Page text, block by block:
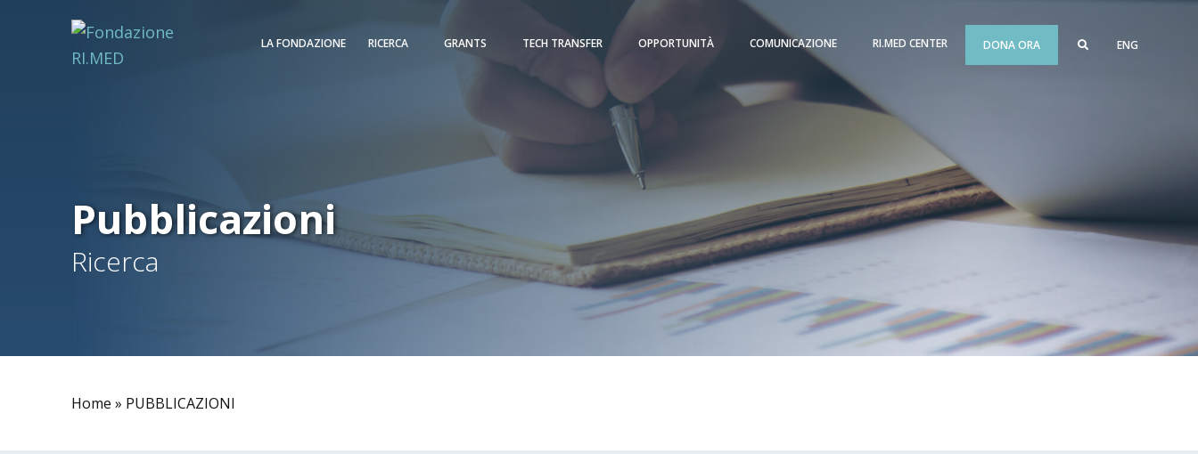
LA FONDAZIONE RICERCA GRANTS TECH TRANSFER OPPORTUNITÀ COMUNICAZIONE RI.MED CENTER DONA ORA ENG
Pubblicazioni
Ricerca
Home » PUBBLICAZIONI